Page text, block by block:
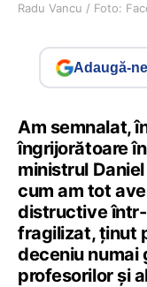
Radu Vancu / Foto:
Adaugă-
Am semnalat,
îngrijorătoare în
ministrul
cum am tot
distructive
fragilizat, ținut
deceniu numai
profesorilor și